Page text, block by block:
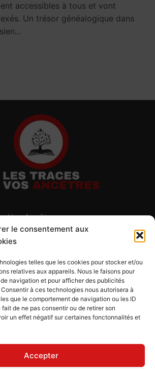
le consentement aux
telles que les cookies pour stocker et/ou
relatives aux appareils. Nous le faisons pour
de navigation et pour afficher des publicités
à ces technologies nous autorisera à
que le comportement de navigation ou les ID
de ne pas consentir ou de retirer son
un effet négatif sur certaines fonctonnalités et
Accepter
accessibles à tous et vont
Un trésor généalogique dans
Vos Ancêtres
Salines
- Savoie
(UE)